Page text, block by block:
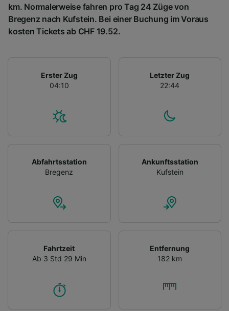
km. Normalerweise fahren pro Tag 24 Züge von
Bregenz nach Kufstein. Bei einer Buchung im Voraus
kosten Tickets ab CHF 19.52.
Erster Zug
04:10
Letzter Zug
22:44
Abfahrtsstation
Bregenz
Ankunftsstation
Kufstein
Fahrtzeit
Ab 3 Std 29 Min
Entfernung
182 km